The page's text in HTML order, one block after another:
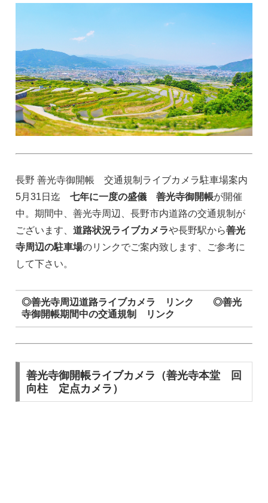
長野 善光寺御開帳 交通規制ライブカメラ駐車場案内
5月31日迄 七年に一度の盛儀 善光寺御開帳が開催
中。期間中、善光寺周辺、長野市内道路の交通規制が
ございます、 道路状況ライブカメラや長野駅から善光
寺周辺の駐車場のリンクでご案内致します、ご参考に
して下さい。
◎善光寺周辺道路ライブカメラ リンク ◎善光
寺御開帳期間中の交通規制 リンク
善光寺御開帳ライブカメラ（善光寺本堂 回
向柱 定点カメラ）